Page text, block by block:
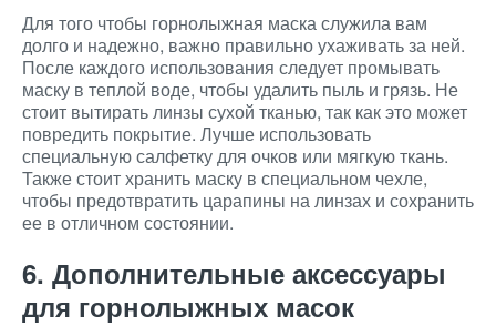
Для того чтобы горнолыжная маска служила вам
долго и надежно, важно правильно ухаживать за ней.
После каждого использования следует промывать
маску в теплой воде, чтобы удалить пыль и грязь. Не
стоит вытирать линзы сухой тканью, так как это может
повредить покрытие. Лучше использовать
специальную салфетку для очков или мягкую ткань.
Также стоит хранить маску в специальном чехле,
чтобы предотвратить царапины на линзах и сохранить
ее в отличном состоянии.
6. Дополнительные аксессуары
для горнолыжных масок